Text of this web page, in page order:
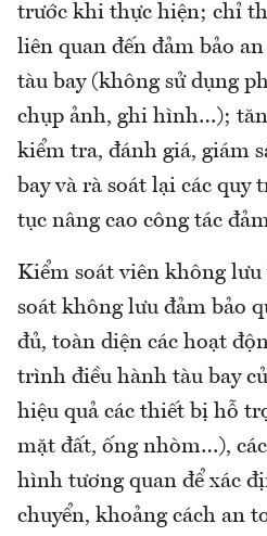
trước khi thực hiện; chỉ
liên quan đến đảm bảo
tàu bay (không sử dụng
chụp ảnh, ghi hình…);
kiểm tra, đánh giá, giám
bay và rà soát lại các
tục nâng cao công tác
Kiểm soát viên không
soát không lưu đảm bảo
đủ, toàn diện các hoạt
trình điều hành tàu bay
hiệu quả các thiết bị hỗ
mặt đất, ống nhòm…),
hình tương quan để xác
chuyển, khoảng cách an